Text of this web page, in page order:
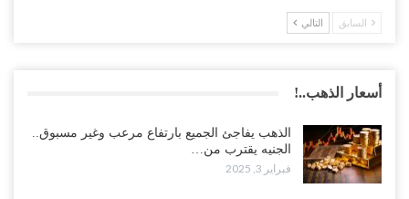
السابق التالي
أسعار الذهب..!
الذهب يفاجئ الجميع بارتفاع مرعب وغير مسبوق..
الجنيه يقترب من…
فبراير 3, 2025